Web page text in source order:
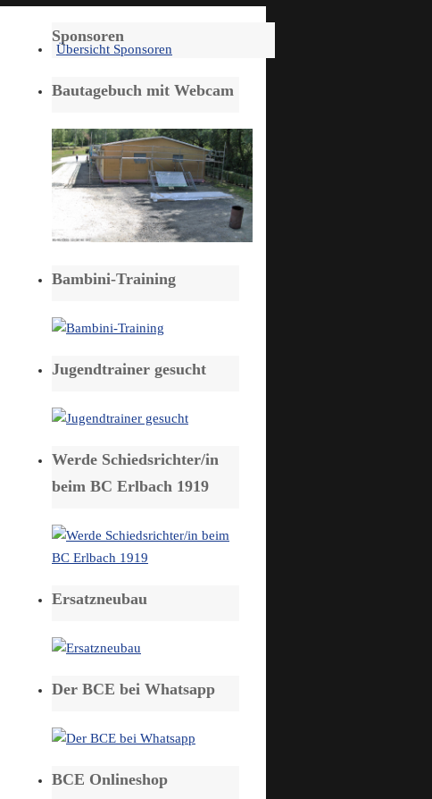
Sponsoren
Übersicht Sponsoren
Bautagebuch mit Webcam
Bambini-Training
Jugendtrainer gesucht
Werde Schiedsrichter/in
beim BC Erlbach 1919
Ersatzneubau
Der BCE bei Whatsapp
BCE Onlineshop